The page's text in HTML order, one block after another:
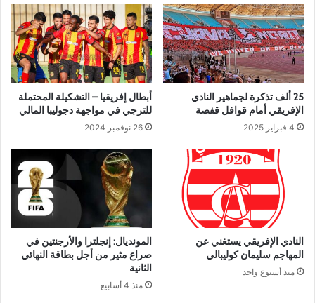
25 ألف تذكرة لجماهير النادي
الإفريقي أمام قوافل قفصة
4 فبراير 2025
أبطال إفريقيا – التشكيلة المحتملة
للترجي في مواجهة دجوليبا المالي
26 نوفمبر 2024
النادي الإفريقي يستغني عن
المهاجم سليمان كوليبالي
منذ أسبوع واحد
المونديال: إنجلترا والأرجنتين في
صراع مثير من أجل بطاقة النهائي
الثانية
منذ 4 أسابيع